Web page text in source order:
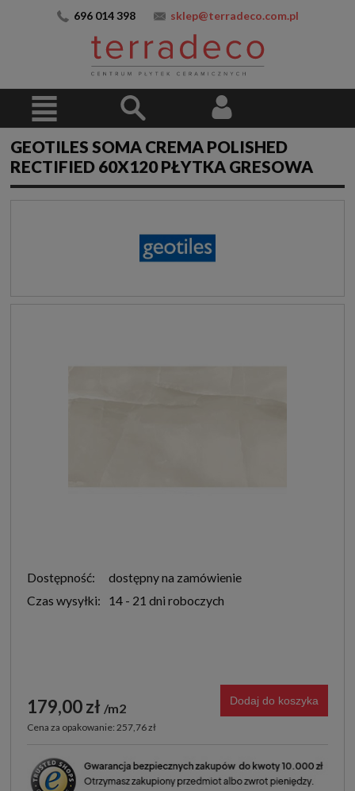
696 014 398 sklep@terradeco.com.pl
GEOTILES SOMA CREMA POLISHED
RECTIFIED 60X120 PŁYTKA GRESOWA
Dostępność:
dostępny na zamówienie
Czas wysyłki:
14 - 21 dni roboczych
179,00 zł m2
Cena za opakowanie: 257,76 zł
Dodaj do koszyka